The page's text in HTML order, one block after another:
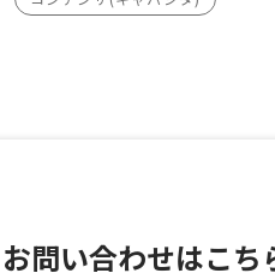
お問い合わせはこち